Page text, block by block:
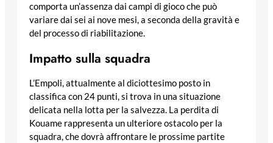
comporta un’assenza dai campi di gioco che può
variare dai sei ai nove mesi, a seconda della gravità e
del processo di riabilitazione.
Impatto sulla squadra
L’Empoli, attualmente al diciottesimo posto in
classifica con 24 punti, si trova in una situazione
delicata nella lotta per la salvezza. La perdita di
Kouame rappresenta un ulteriore ostacolo per la
squadra, che dovrà affrontare le prossime partite